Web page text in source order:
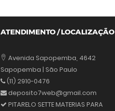
ATENDIMENTO / LOCALIZAÇÃO
Avenida Sapopemba, 4642
Sapopemba | São Paulo
(11) 2910-0476
deposito7web@gmail.com
PITARELO SETTE MATERIAS PARA